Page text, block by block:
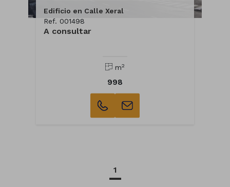
Edificio en Calle Xeral
Ref. 001498
A consultar
m2
998
1